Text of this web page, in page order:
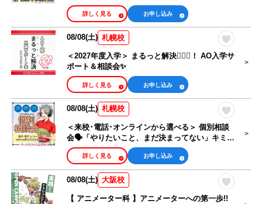
お申し込み
詳しく見る
08/08(土) 札幌校
＜2027年度入学＞ まるっと解決🙆🏻‍♀️！ AO入学サ
ポート＆相談会✨
お申し込み
詳しく見る
08/08(土) 札幌校
＜来校･電話･オンラインから選べる＞ 個別相談
会🗣️「やりたいこと、まだ決まってない」キミも
大歓迎！
お申し込み
詳しく見る
08/08(土) 大阪校
【 アニメーター科 】アニメーターへの第一歩!!